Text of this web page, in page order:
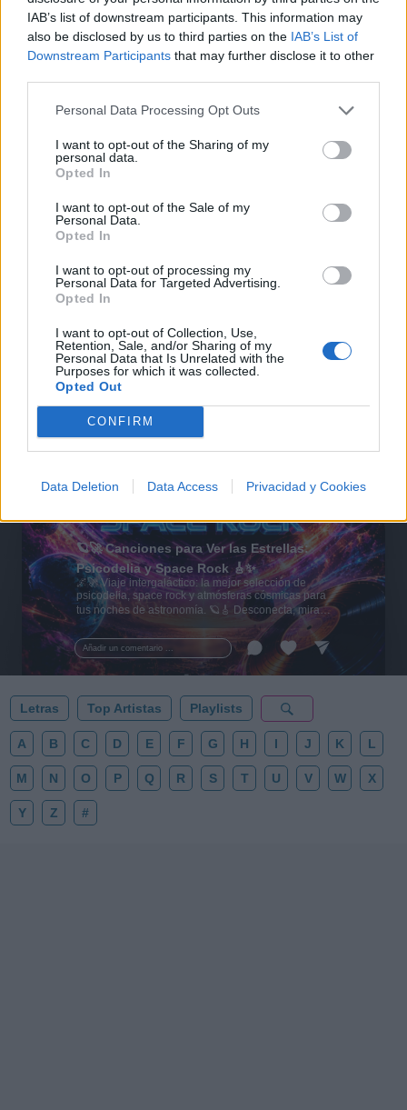
IAB’s list of downstream participants. This information may
also be disclosed by us to third parties on the IAB’s List of
Downstream Participants that may further disclose it to other
Personal Data Processing Opt Outs
I want to opt-out of the Sharing of my
personal data.
Opted In
I want to opt-out of the Sale of my
Personal Data.
Opted In
I want to opt-out of processing my
Personal Data for Targeted Advertising.
Opted In
I want to opt-out of Collection, Use,
Retention, Sale, and/or Sharing of my
Personal Data that Is Unrelated with the
Purposes for which it was collected.
Opted Out
CONFIRM
Data Deletion Data Access Privacidad y Cookies
Añadir un comentario ...
🪐🚀 Canciones para Ver las Estrellas:
Psicodelia y Space Rock 🎸✨
🌌🚀 Viaje intergaláctico: la mejor selección de
psicodelia, space rock y atmósferas cósmicas para
tus noches de astronomía. 🪐🎸 Desconecta, mira
al firmamento y siente la gravedad cero. 💾 ¡Guarda
esta colección para tu próxima noche estrellada!
✨⭐
Letras Top Artistas Playlists
A B C D E F G H I J K L
M N O P Q R S T U V W X
Y Z #